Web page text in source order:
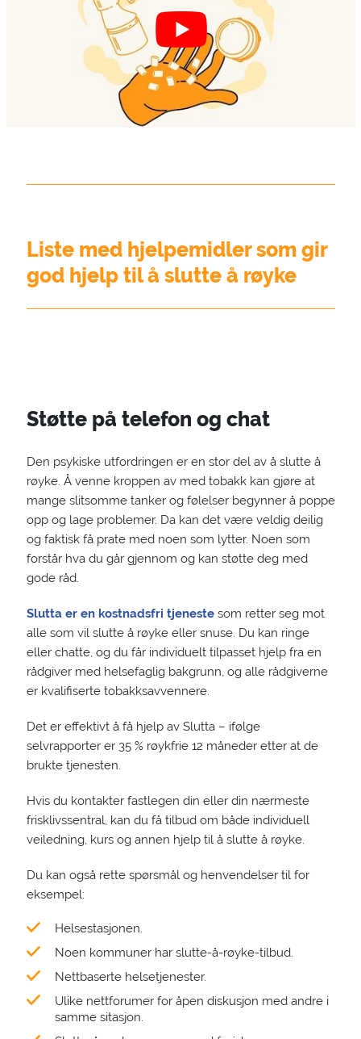
Liste med hjelpemidler som gir
god hjelp til å slutte å røyke
Støtte på telefon og chat
Den psykiske utfordringen er en stor del av å slutte å
røyke. Å venne kroppen av med tobakk kan gjøre at
mange slitsomme tanker og følelser begynner å poppe
opp og lage problemer. Da kan det være veldig deilig
og faktisk få prate med noen som lytter. Noen som
forstår hva du går gjennom og kan støtte deg med
gode råd.
Slutta er en kostnadsfri tjenestesom retter seg mot
alle som vil slutte å røyke eller snuse. Du kan ringe
eller chatte, og du får individuelt tilpasset hjelp fra en
rådgiver med helsefaglig bakgrunn, og alle rådgiverne
er kvalifiserte tobakksavvennere.
Det er effektivt å få hjelp av Slutta – ifølge
selvrapporter er 35 % røykfrie 12 måneder etter at de
brukte tjenesten.
Hvis du kontakter fastlegen din eller din nærmeste
frisklivssentral, kan du få tilbud om både individuell
veiledning, kurs og annen hjelp til å slutte å røyke.
Du kan også rette spørsmål og henvendelser til for
eksempel:
Helsestasjonen.
Noen kommuner har slutte-å-røyke-tilbud.
Nettbaserte helsetjenester.
Ulike nettforumer for åpen diskusjon med andre i
samme sitasjon.